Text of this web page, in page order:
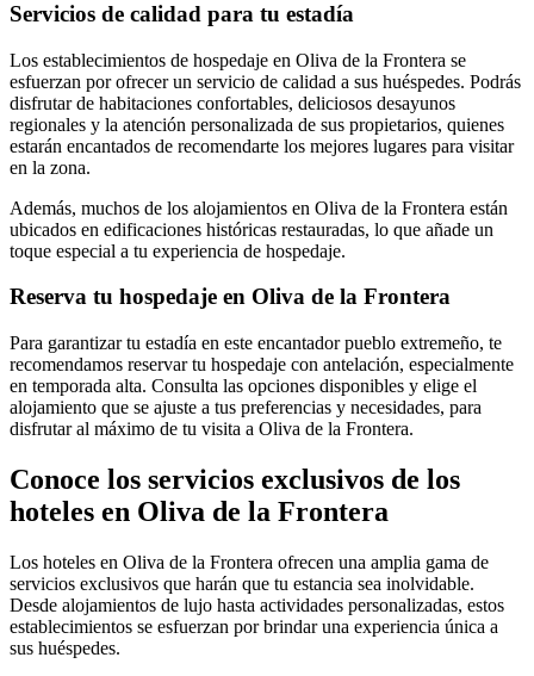
Servicios de calidad para tu estadía
Los establecimientos de hospedaje en Oliva de la Frontera se
esfuerzan por ofrecer un servicio de calidad a sus huéspedes. Podrás
disfrutar de habitaciones confortables, deliciosos desayunos
regionales y la atención personalizada de sus propietarios, quienes
estarán encantados de recomendarte los mejores lugares para visitar
en la zona.
Además, muchos de los alojamientos en Oliva de la Frontera están
ubicados en edificaciones históricas restauradas, lo que añade un
toque especial a tu experiencia de hospedaje.
Reserva tu hospedaje en Oliva de la Frontera
Para garantizar tu estadía en este encantador pueblo extremeño, te
recomendamos reservar tu hospedaje con antelación, especialmente
en temporada alta. Consulta las opciones disponibles y elige el
alojamiento que se ajuste a tus preferencias y necesidades, para
disfrutar al máximo de tu visita a Oliva de la Frontera.
Conoce los servicios exclusivos de los
hoteles en Oliva de la Frontera
Los hoteles en Oliva de la Frontera ofrecen una amplia gama de
servicios exclusivos que harán que tu estancia sea inolvidable.
Desde alojamientos de lujo hasta actividades personalizadas, estos
establecimientos se esfuerzan por brindar una experiencia única a
sus huéspedes.